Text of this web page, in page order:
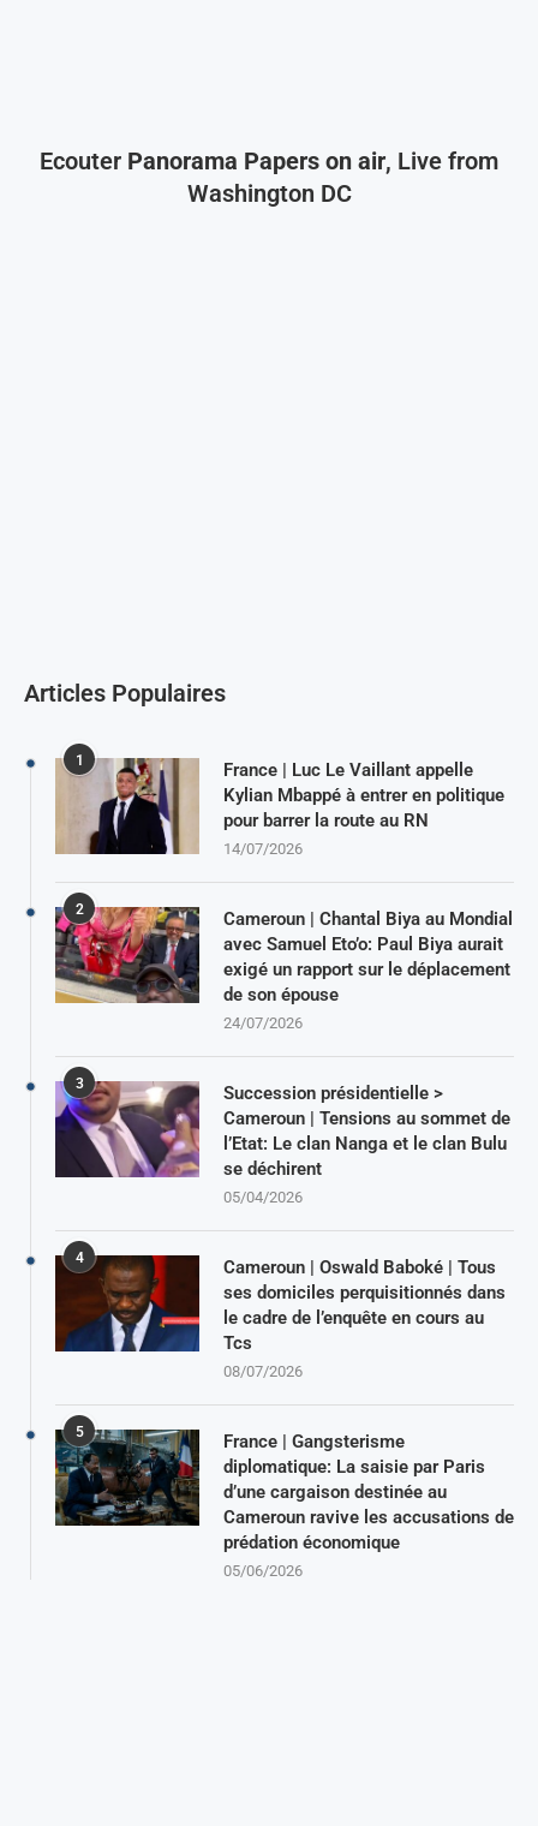
Ecouter Panorama Papers on air, Live from
Washington DC
Articles Populaires
1
France | Luc Le Vaillant appelle
Kylian Mbappé à entrer en politique
pour barrer la route au RN
14/07/2026
2
Cameroun | Chantal Biya au Mondial
avec Samuel Eto’o: Paul Biya aurait
exigé un rapport sur le déplacement
de son épouse
24/07/2026
3
Succession présidentielle >
Cameroun | Tensions au sommet de
l’Etat: Le clan Nanga et le clan Bulu
se déchirent
05/04/2026
4
Cameroun | Oswald Baboké | Tous
ses domiciles perquisitionnés dans
le cadre de l’enquête en cours au
Tcs
08/07/2026
5
France | Gangsterisme
diplomatique: La saisie par Paris
d’une cargaison destinée au
Cameroun ravive les accusations de
prédation économique
05/06/2026